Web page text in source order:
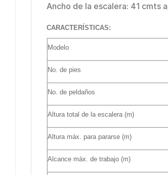
Ancho de la escalera: 41 cmts
CARACTERÍSTICAS:
Modelo
No. de pies
No. de peldaños
Altura total de la escalera (m)
Altura máx. para pararse (m)
Alcance máx. de trabajo (m)